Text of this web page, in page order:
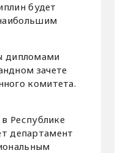
будет
дипломами
зачете
комитета.
Республике
департамент